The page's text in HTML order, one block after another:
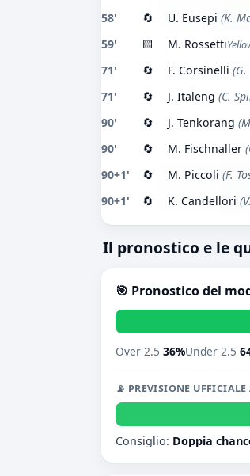
58' 🔄 U. Eusepi (K.
59' 🟨 M. Rossetti
71' 🔄 F. Corsinelli
71' 🔄 J. Italeng (C.
90' 🔄 J. Tenkorang
90' 🔄 M. Fischnaller
90+1' 🔄 M. Piccoli (F.
90+1' 🔄 K. Candellori
Il pronostico e le
🎯 Pronostico del
Over 2.5 36%Under 2.5
📡 PREVISIONE
Consiglio: Doppia